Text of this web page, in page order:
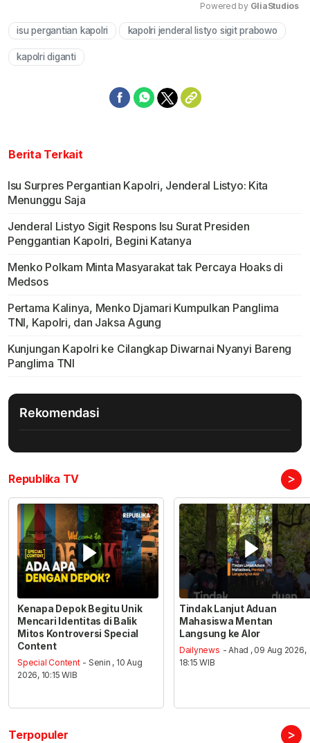
Mute
Powered by GliaStudios
isu pergantian kapolri kapolri jenderal listyo sigit prabowo
kapolri diganti
Berita Terkait
Isu Surpres Pergantian Kapolri, Jenderal Listyo: Kita
Menunggu Saja
Jenderal Listyo Sigit Respons Isu Surat Presiden
Penggantian Kapolri, Begini Katanya
Menko Polkam Minta Masyarakat tak Percaya Hoaks di
Medsos
Pertama Kalinya, Menko Djamari Kumpulkan Panglima
TNI, Kapolri, dan Jaksa Agung
Kunjungan Kapolri ke Cilangkap Diwarnai Nyanyi Bareng
Panglima TNI
Rekomendasi
Republika TV >
Kenapa Depok Begitu Unik
Mencari Identitas di Balik
Mitos Kontroversi Special
Content
Special Content - Senin , 10 Aug
2026, 10:15 WIB
Tindak Lanjut Aduan
Mahasiswa Mentan
Langsung ke Alor
Dailynews - Ahad , 09 Aug 2026,
18:15 WIB
Terpopuler >